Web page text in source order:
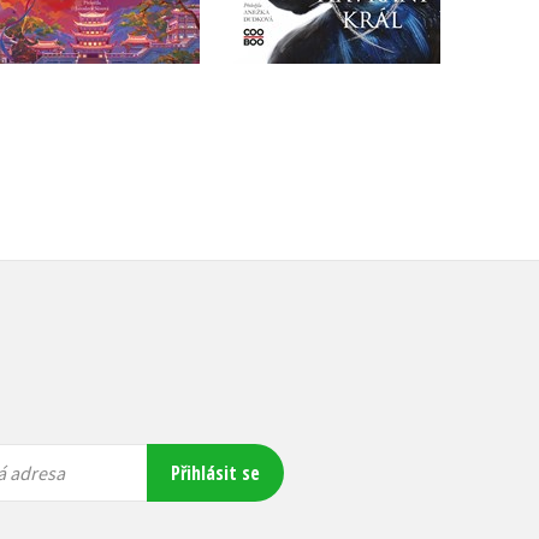
499 Kč 499 Kč
399 Kč
adresa Přihlásit se